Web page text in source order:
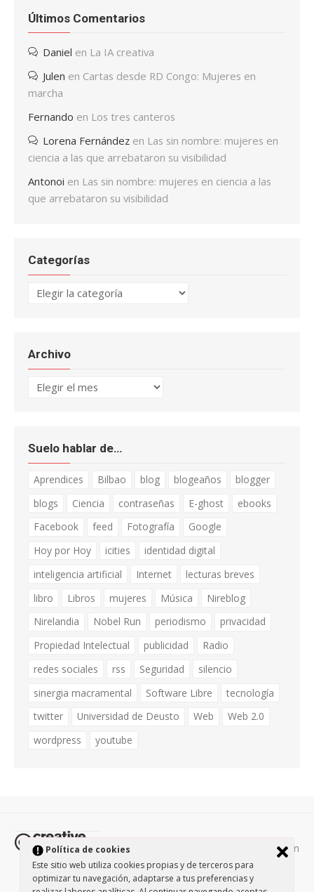
Política de cookies
Este sitio web utiliza cookies propias y de terceros para
optimizar tu navegación, adaptarse a tus preferencias y
Últimos Comentarios
Daniel en La IA creativa
Julen en Cartas desde RD Congo: Mujeres en
marcha
Fernando en Los tres canteros
Lorena Fernández en Las sin nombre: mujeres en
ciencia a las que arrebataron su visibilidad
Antonoi en Las sin nombre: mujeres en ciencia a las
que arrebataron su visibilidad
Categorías
Categorías
Archivo
Archivo
Suelo hablar de…
Aprendices Bilbao blog blogeaños
blogger
blogs
Ciencia contraseñas E-ghost
ebooks
Facebook
feed Fotografía
Google
Hoy por Hoy
icities
identidad digital
inteligencia artificial
Internet
lecturas breves
libro
Libros mujeres Música
Nireblog
Nirelandia
Nobel Run periodismo
privacidad
Propiedad Intelectual
publicidad
Radio
redes sociales
rss Seguridad
silencio
sinergia macramental
Software Libre
tecnología
twitter
Universidad de Deusto Web
Web 2.0
wordpress
youtube
Todos los contenidos de esta página están
protegidos por la licencia Creative Commons Attribution-
NonCommercial-ShareAlike 3.0. / Política de privacidad